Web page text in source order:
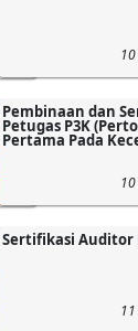
Pembinaan dan
Petugas P3K
Pertama Pada
Sertifikasi Auditor